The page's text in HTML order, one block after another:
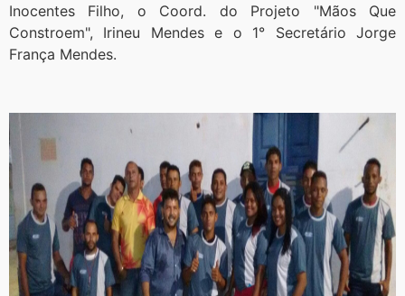
Inocentes Filho, o Coord. do Projeto "Mãos Que
Constroem", Irineu Mendes e o 1° Secretário Jorge
França Mendes.